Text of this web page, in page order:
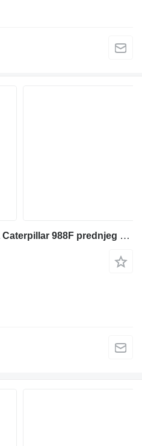
116-1980 pumpa za ulje za Caterpillar 988F prednjeg utovarivača